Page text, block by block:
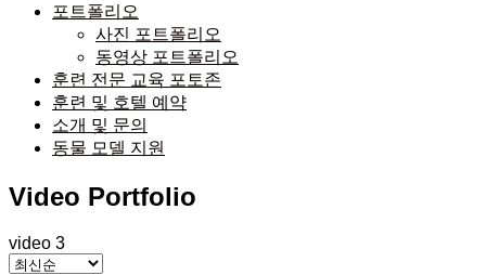
포트폴리오
사진 포트폴리오
동영상 포트폴리오
훈련 전문 교육 포토존
훈련 및 호텔 예약
소개 및 문의
동물 모델 지원
Video Portfolio
video 3